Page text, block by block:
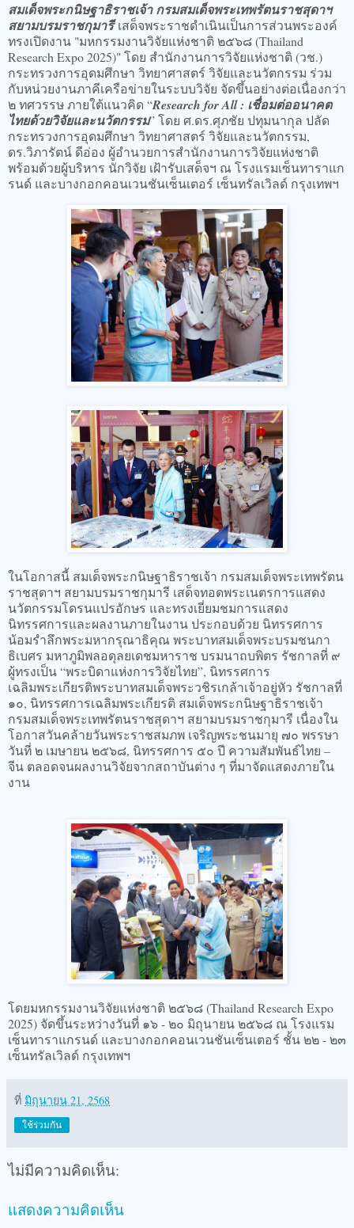
สมเด็จพระกนิษฐาธิราชเจ้า กรมสมเด็จพระเทพรัตนราชสุดาฯ
สยามบรมราชกุมารีเสด็จพระราชดำเนินเป็นการส่วนพระองค์
ทรงเปิดงาน "มหกรรมงานวิจัยแห่งชาติ ๒๕๖๘ (Thailand
Research Expo 2025)" โดย สำนักงานการวิจัยแห่งชาติ (วช.)
กระทรวงการอุดมศึกษา วิทยาศาสตร์ วิจัยและนวัตกรรม ร่วม
กับหน่วยงานภาคีเครือข่ายในระบบวิจัย จัดขึ้นอย่างต่อเนื่องกว่า
๒ ทศวรรษ ภายใต้แนวคิด “Research for All : เชื่อมต่ออนาคต
ไทยด้วยวิจัยและนวัตกรรม” โดย ศ.ดร.ศุภชัย ปทุมนากุล ปลัด
กระทรวงการอุดมศึกษา วิทยาศาสตร์ วิจัยและนวัตกรรม,
ดร.วิภารัตน์ ดีอ่อง ผู้อำนวยการสำนักงานการวิจัยแห่งชาติ
พร้อมด้วยผู้บริหาร นักวิจัย เฝ้ารับเสด็จฯ ณ โรงแรมเซ็นทาราแก
รนด์ และบางกอกคอนเวนชันเซ็นเตอร์ เซ็นทรัลเวิลด์ กรุงเทพฯ
ในโอกาสนี้ สมเด็จพระกนิษฐาธิราชเจ้า กรมสมเด็จพระเทพรัตน
ราชสุดาฯ สยามบรมราชกุมารี เสด็จทอดพระเนตรการแสดง
นวัตกรรมโดรนแปรอักษร และทรงเยี่ยมชมการแสดง
นิทรรศการและผลงานภายในงาน ประกอบด้วย นิทรรศการ
น้อมรำลึกพระมหากรุณาธิคุณ พระบาทสมเด็จพระบรมชนกา
ธิเบศร มหาภูมิพลอดุลยเดชมหาราช บรมนาถบพิตร รัชกาลที่ ๙
ผู้ทรงเป็น “พระบิดาแห่งการวิจัยไทย”, นิทรรศการ
เฉลิมพระเกียรติพระบาทสมเด็จพระวชิรเกล้าเจ้าอยู่หัว รัชกาลที่
๑๐, นิทรรศการเฉลิมพระเกียรติ สมเด็จพระกนิษฐาธิราชเจ้า
กรมสมเด็จพระเทพรัตนราชสุดาฯ สยามบรมราชกุมารี เนื่องใน
โอกาสวันคล้ายวันพระราชสมภพ เจริญพระชนมายุ ๗๐ พรรษา
วันที่ ๒ เมษายน ๒๕๖๘, นิทรรศการ ๕๐ ปี ความสัมพันธ์ไทย –
จีน ตลอดจนผลงานวิจัยจากสถาบันต่าง ๆ ที่มาจัดแสดงภายใน
งาน
โดยมหกรรมงานวิจัยแห่งชาติ ๒๕๖๘ (Thailand Research Expo
2025) จัดขึ้นระหว่างวันที่ ๑๖ - ๒๐ มิถุนายน ๒๕๖๘ ณ โรงแรม
เซ็นทาราแกรนด์ และบางกอกคอนเวนชันเซ็นเตอร์ ชั้น ๒๒ - ๒๓
เซ็นทรัลเวิลด์ กรุงเทพฯ
ที่ มิถุนายน 21, 2568
ใช้ร่วมกัน
ไม่มีความคิดเห็น:
แสดงความคิดเห็น